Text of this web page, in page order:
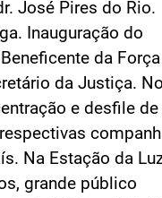
José Pires do Rio.
Inauguração do
da Força
da Justiça.
e desfile
Na Estação da
grande público